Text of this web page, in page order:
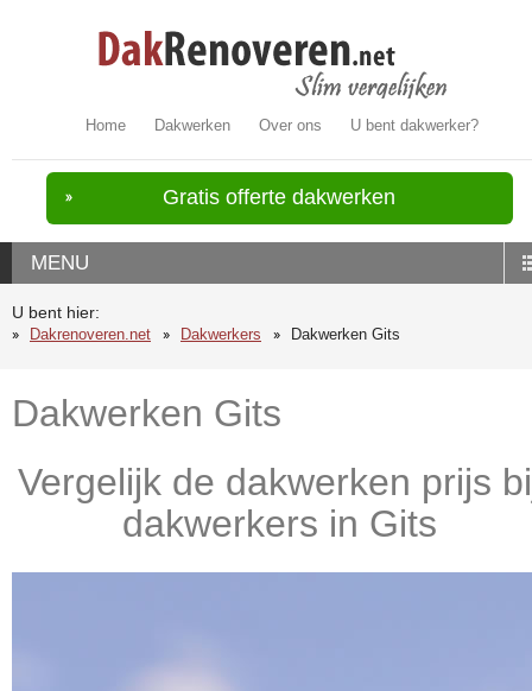
Home Dakwerken Over ons U bent dakwerker?
Gratis offerte dakwerken
MENU
U bent hier:
Dakrenoveren.net
Dakwerkers Dakwerken Gits
Dakwerken Gits
Vergelijk de dakwerken prijs
dakwerkers in Gits